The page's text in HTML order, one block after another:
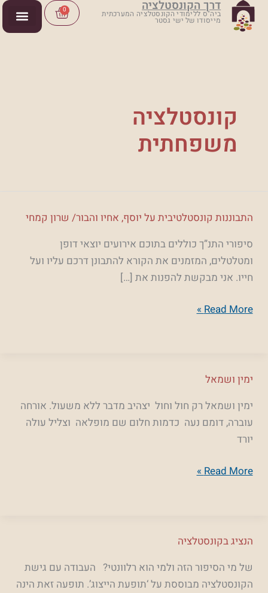
דילוג
לתוכן
דרך הקונסטלציה
ביה"ס ללימודי הקונסטלציה המערכתית
מייסודו של ישי גסטר
0
Cart
קונסטלציה
משפחתית
התבוננות קונסטלטיבית על יוסף, אחיו והבור/ שרון קמחי
סיפורי התנ”ך כוללים בתוכם אירועים יוצאי דופן
ומטלטלים, המזמנים את הקורא להתבונן דרכם עליו ועל
חייו. אני מבקשת להפנות את […]
התבוננות
על
יוסף,
אחיו
שרון
Read More »
ימין ושמאל
ימין ושמאל רק חול וחול יצהיב מדבר ללא משעול. אורחה
עוברה, דומם נעה כדמות חלום שם מופלאה וצליל עולה
יורד
ימין
Read More »
הנציג בקונסטלציה
של מי הסיפור הזה ולמי הוא רלוונטי? העבודה עם גישת
הקונסטלציה מבוססת על ‘תופעת הייצוג’. תופעה זאת הינה
הנציג